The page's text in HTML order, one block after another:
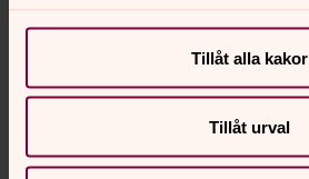
Tillåt alla kakor
Tillåt urval
Totte Sjögren